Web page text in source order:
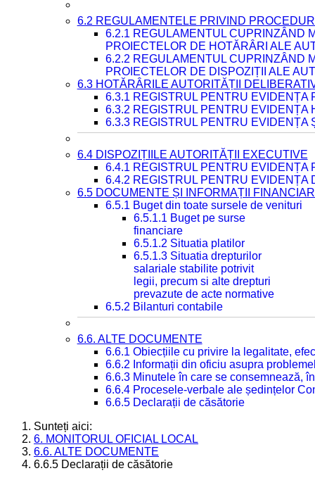
6.2 REGULAMENTELE PRIVIND
6.2.1 REGULAMENTUL CUPRINZÂND
PROIECTELOR DE HOTĂRÂRI ALE
6.2.2 REGULAMENTUL CUPRINZÂND
PROIECTELOR DE DISPOZIȚII ALE
6.3 HOTĂRÂRILE AUTORITĂȚII
6.3.1 REGISTRUL PENTRU EVIDENȚA
6.3.2 REGISTRUL PENTRU EVIDENȚA
6.3.3 REGISTRUL PENTRU EVIDENȚA
6.4 DISPOZIȚIILE AUTORITĂȚII EXECUTIVE
6.4.1 REGISTRUL PENTRU EVIDENȚA
6.4.2 REGISTRUL PENTRU EVIDENȚA
6.5 DOCUMENTE ȘI INFORMAȚII
6.5.1 Buget din toate sursele de venituri
6.5.1.1 Buget pe surse
financiare
6.5.1.2 Situatia platilor
6.5.1.3 Situatia drepturilor
salariale stabilite potrivit
legii, precum si alte drepturi
prevazute de acte normative
6.5.2 Bilanturi contabile
6.6. ALTE DOCUMENTE
6.6.1 Obiecțiile cu privire la legalitate,
6.6.2 Informații din oficiu asupra
6.6.3 Minutele în care se consemnează,
6.6.4 Procesele-verbale ale ședințelor
6.6.5 Declarații de căsătorie
Sunteți aici:
6. MONITORUL OFICIAL LOCAL
6.6. ALTE DOCUMENTE
6.6.5 Declarații de căsătorie